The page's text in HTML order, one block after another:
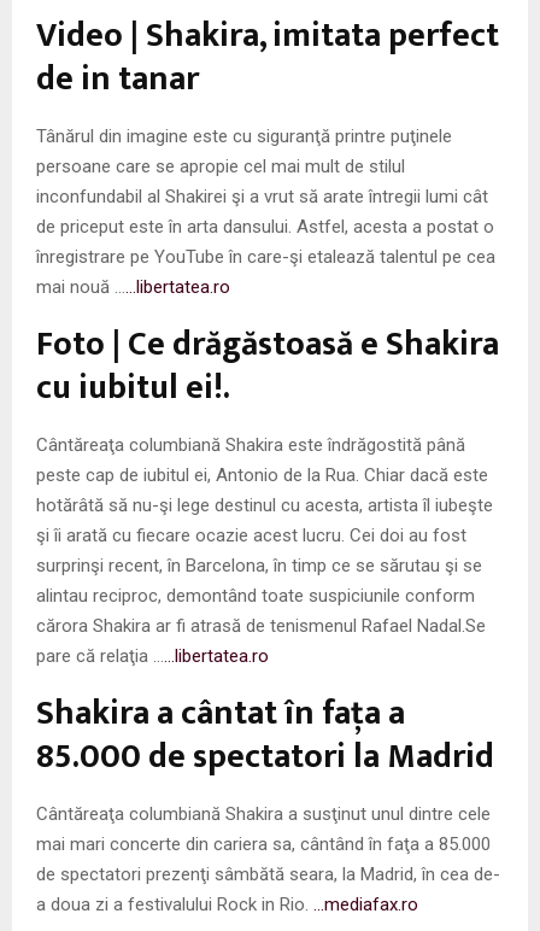
N
U
Video | Shakira, imitata perfect
de in tanar
Tânărul din imagine este cu siguranţă printre puţinele
persoane care se apropie cel mai mult de stilul
inconfundabil al Shakirei şi a vrut să arate întregii lumi cât
de priceput este în arta dansului. Astfel, acesta a postat o
înregistrare pe YouTube în care-şi etalează talentul pe cea
mai nouă …
…libertatea.ro
Foto | Ce drăgăstoasă e Shakira
cu iubitul ei!.
Cântăreaţa columbiană Shakira este îndrăgostită până
peste cap de iubitul ei, Antonio de la Rua. Chiar dacă este
hotărâtă să nu-şi lege destinul cu acesta, artista îl iubeşte
şi îi arată cu fiecare ocazie acest lucru. Cei doi au fost
surprinşi recent, în Barcelona, în timp ce se sărutau şi se
alintau reciproc, demontând toate suspiciunile conform
cărora Shakira ar fi atrasă de tenismenul Rafael Nadal.Se
pare că relaţia …
…libertatea.ro
Shakira a cântat în faţa a
85.000 de spectatori la Madrid
Cântăreaţa columbiană Shakira a susţinut unul dintre cele
mai mari concerte din cariera sa, cântând în faţa a 85.000
de spectatori prezenţi sâmbătă seara, la Madrid, în cea de-
a doua zi a festivalului Rock in Rio.
…mediafax.ro